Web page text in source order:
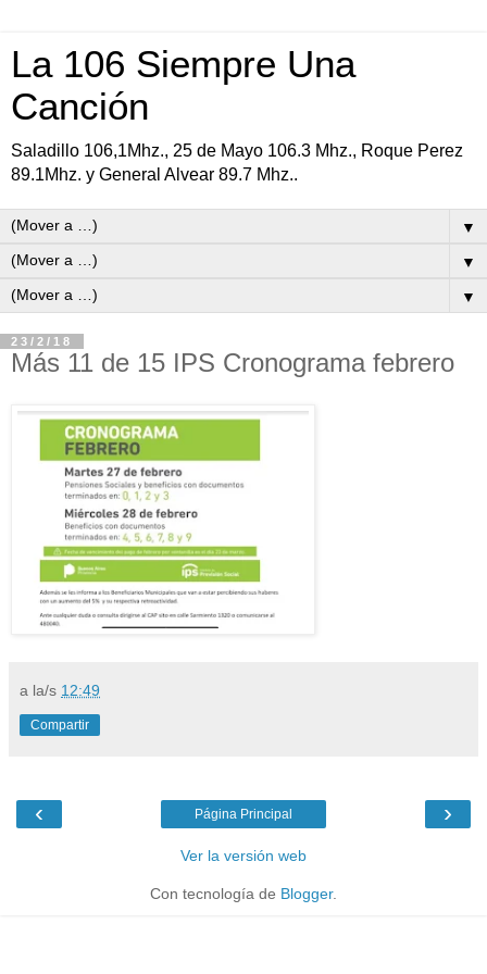
La 106 Siempre Una
Canción
Saladillo 106,1Mhz., 25 de Mayo 106.3 Mhz., Roque Perez
89.1Mhz. y General Alvear 89.7 Mhz..
▼
▼
▼
23/2/18
Más 11 de 15 IPS Cronograma febrero
a la/s 12:49
Compartir
‹ ›
Página Principal
Ver la versión web
Con tecnología de Blogger.